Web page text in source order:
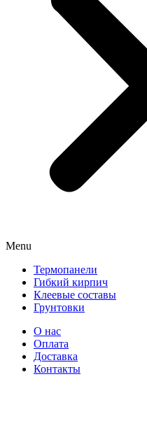
Menu
Термопанели
Гибкий кирпич
Клеевые составы
Грунтовки
О нас
Оплата
Доставка
Контакты